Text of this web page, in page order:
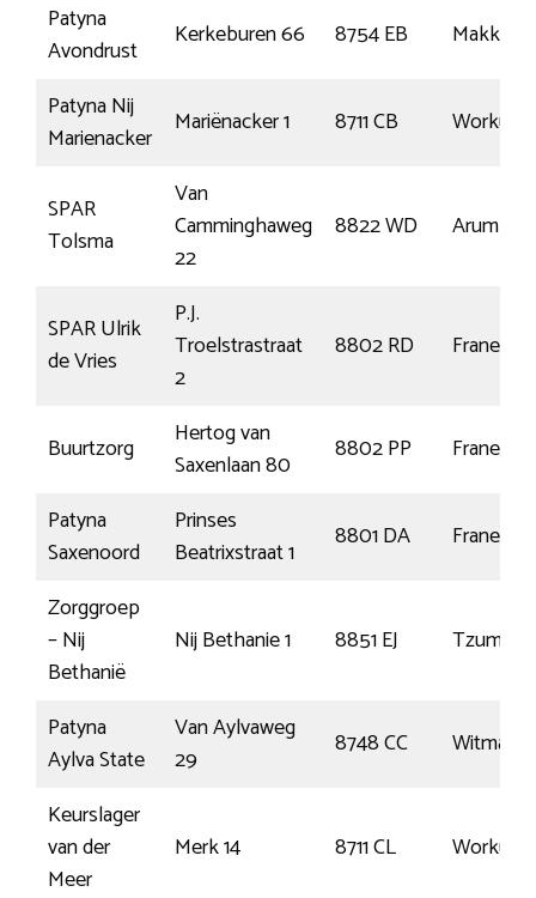
Patyna
Avondrust
Kerkeburen 66 8754 EB
Makkum
Patyna Nij
Marienacker
Mariënacker 1 8711 CB Workum
SPAR
Tolsma
Van
Camminghaweg
22
8822 WD Arum
SPAR Ulrik
de Vries
P.J.
Troelstrastraat
2
8802 RD Franeker
Buurtzorg
Hertog van
Saxenlaan 80
8802 PP
Franeker
Patyna
Saxenoord
Prinses
Beatrixstraat 1
8801 DA
Franeker
Zorggroep
– Nij
Bethanië
Nij Bethanie 1 8851 EJ
Patyna
Aylva State
Van Aylvaweg
29
8748 CC
Keurslager
van der
Meer
Merk 14 8711 CL Workum